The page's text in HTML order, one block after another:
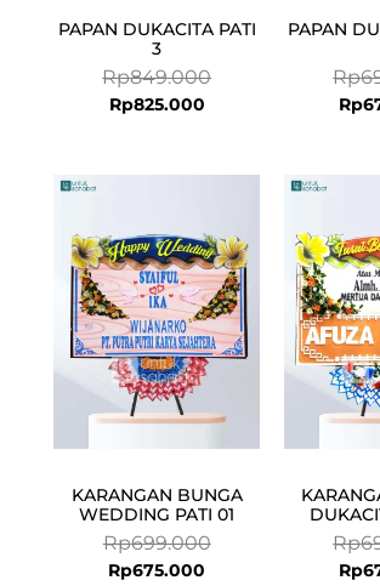
PAPAN DUKACITA PATI
3
Rp849.000
Rp825.000
PAPAN
Rp
Rp
KARANGAN BUNGA
WEDDING PATI 01
Rp699.000
was:
Rp699.000.
Rp675.000
is:
Rp675.000.
Rp
Rp